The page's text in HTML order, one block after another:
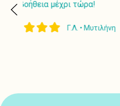
των θεραπειών